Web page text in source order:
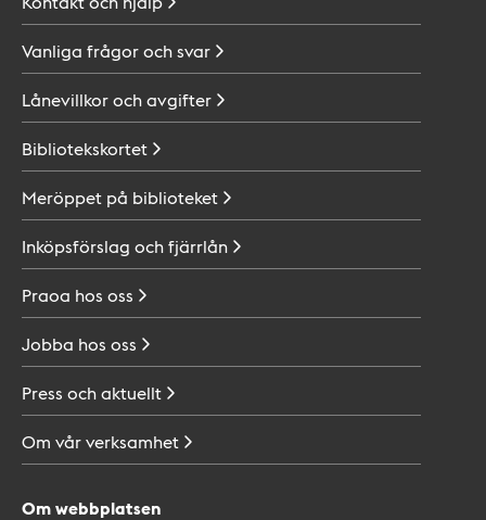
Vanliga frågor ochsvar
Lånevillkor ochavgifter
Bibliotekskortet
Meröppet på biblioteket
Inköpsförslag ochfjärrlån
Praoa hos oss
Jobba hos oss
Press ochaktuellt
Om vårverksamhet
Om webbplatsen